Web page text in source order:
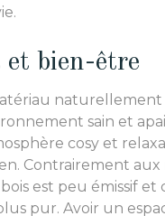
bien-être
sain et
cosy et
Contrairement
est peu émissif et
pur. Avoir un